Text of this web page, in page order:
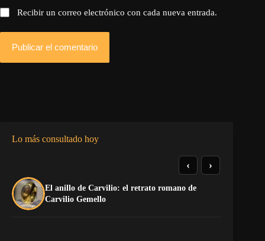
Recibir un correo electrónico con cada nueva entrada.
Publicar el comentario
Lo más consultado hoy
El anillo de Carvilio: el retrato romano de
Carvilio Gemello
‹ ›